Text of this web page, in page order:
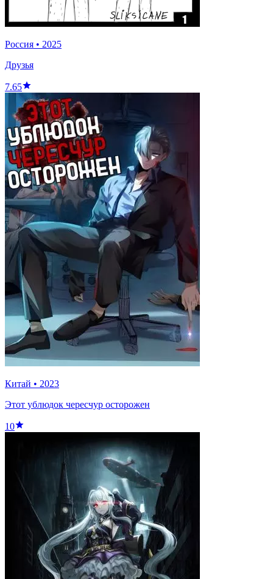
Россия • 2025
Друзья
7.65
Китай • 2023
Этот ублюдок чересчур осторожен
10